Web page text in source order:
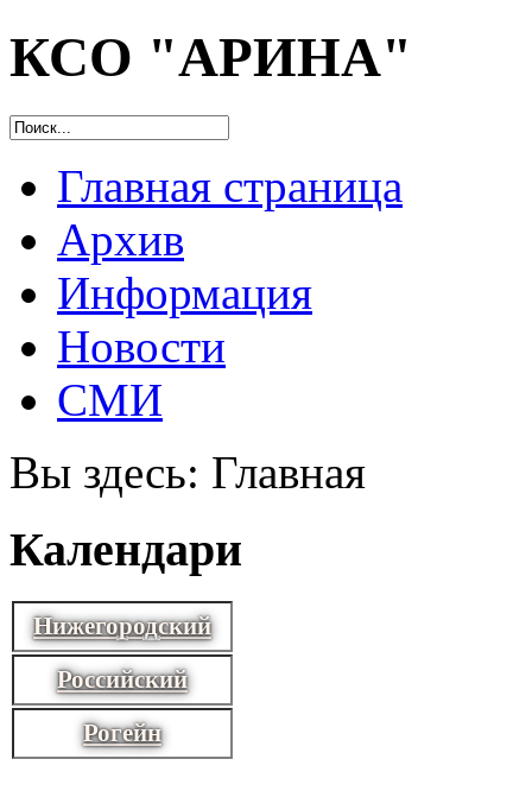
КСО "АРИНА"
Главная страница
Архив
Информация
Новости
СМИ
Вы здесь: Главная
Календари
Нижегородский
Российский
Рогейн